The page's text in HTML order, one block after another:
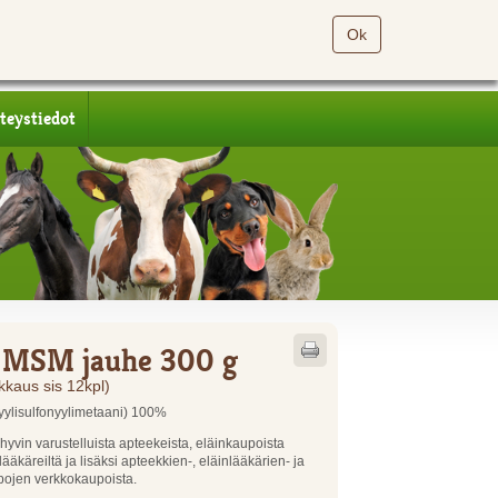
Ok
jauhe 300 g
sis 12kpl)
100%
varustelluista apteekeista, eläinkaupoista
ja lisäksi apteekkien-, eläinlääkärien- ja
verkkokaupoista.